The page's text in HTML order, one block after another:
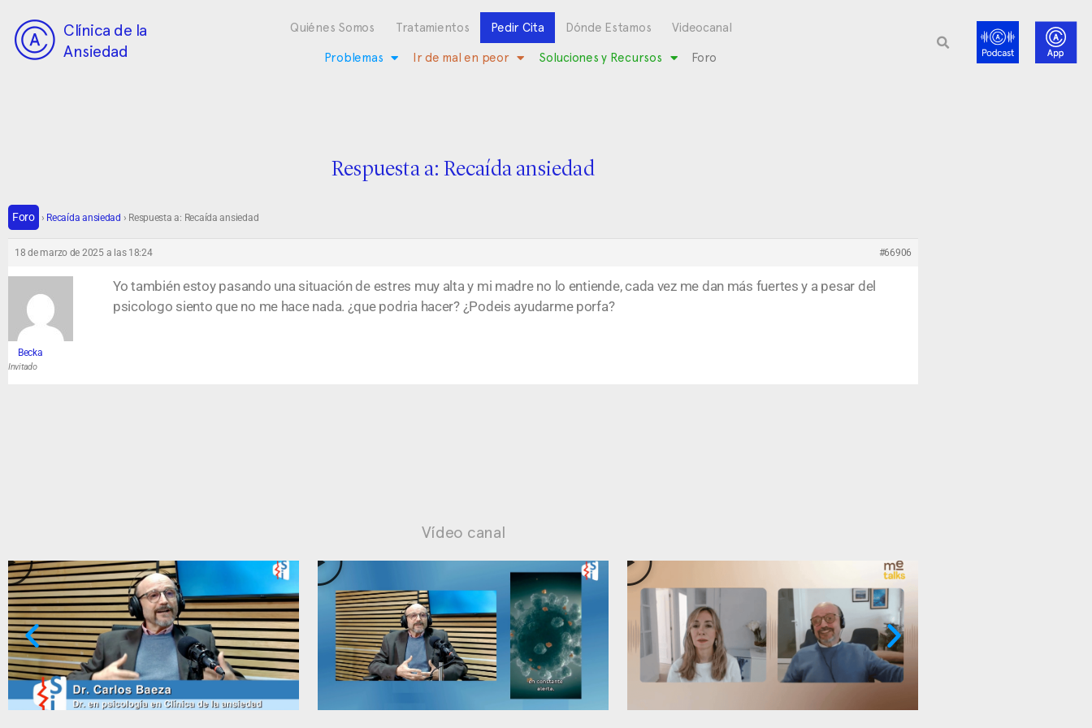
Clínica de la
Ansiedad
Quiénes Somos Tratamientos Pedir Cita Dónde Estamos Videocanal
Problemas Ir de mal en peor Soluciones y Recursos Foro
Respuesta a: Recaída ansiedad
Foro › Recaída ansiedad › Respuesta a: Recaída ansiedad
18 de marzo de 2025 a las 18:24 #66906
Becka
Invitado
Yo también estoy pasando una situación de estres muy alta y mi madre no lo entiende, cada vez me dan más fuertes y a pesar del
psicologo siento que no me hace nada. ¿que podria hacer? ¿Podeis ayudarme porfa?
Vídeo canal